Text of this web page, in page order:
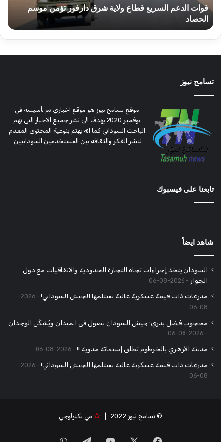
موسم
الحصاد
قوات الدعم السريع قطاع ولاية شرق دارفور تؤمن موسم
الحصاد
تسامح نيوز
موقع تسامح نيوز هو موقع اخباري تم تأسيسه في
نوفمبر 2020 يهدف الى نشر جميع الاخبار التى تهم
الباحث السوداني كما انه يهتم بنوعية المحتوى المقدم
لنشر الفكر والثقافه بين المستخدمين السودانيين.
تابعنا على فيسبوك
شاهد ايضاً
السودان يتخذ إجراءات تجاه التجارة الحدودية والاتفاقيات مع دول
الجوار
2026-08-06
مدرعات ذات قيمة عسكرية عالية يستلمها الجيش السوداني!
2026-
08-06
محجوب فضل بدري: جيش السودان يصول فى الميدان ويُشكِّل الوجدان
2026-08-06
مدينة الأزهري بالخرطوم تطلق إستغاثة مدوية !! 2026-08-06
مدرعات ذات قيمة عسكرية عالية يستلمها الجيش السوداني!
2026-
08-06
© تسامح نيوز 2022 | مي تكنولوجي